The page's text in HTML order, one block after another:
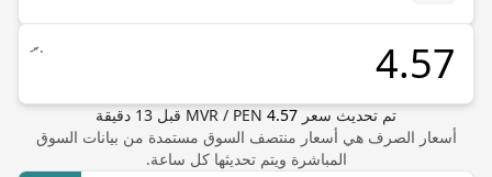
.ރ
تم تحديث سعر MVR / PEN 4.57 قبل 13 دقيقة
أسعار الصرف هي أسعار منتصف السوق مستمدة من بيانات السوق
المباشرة ويتم تحديثها كل ساعة.